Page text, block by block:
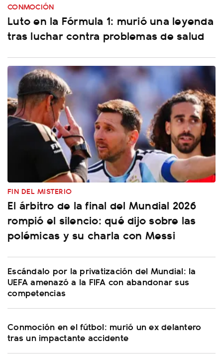
CONMOCIÓN
Luto en la Fórmula 1: murió una leyenda
tras luchar contra problemas de salud
FIN DEL MISTERIO
El árbitro de la final del Mundial 2026
rompió el silencio: qué dijo sobre las
polémicas y su charla con Messi
Escándalo por la privatización del Mundial: la
UEFA amenazó a la FIFA con abandonar sus
competencias
Conmoción en el fútbol: murió un ex delantero
tras un impactante accidente